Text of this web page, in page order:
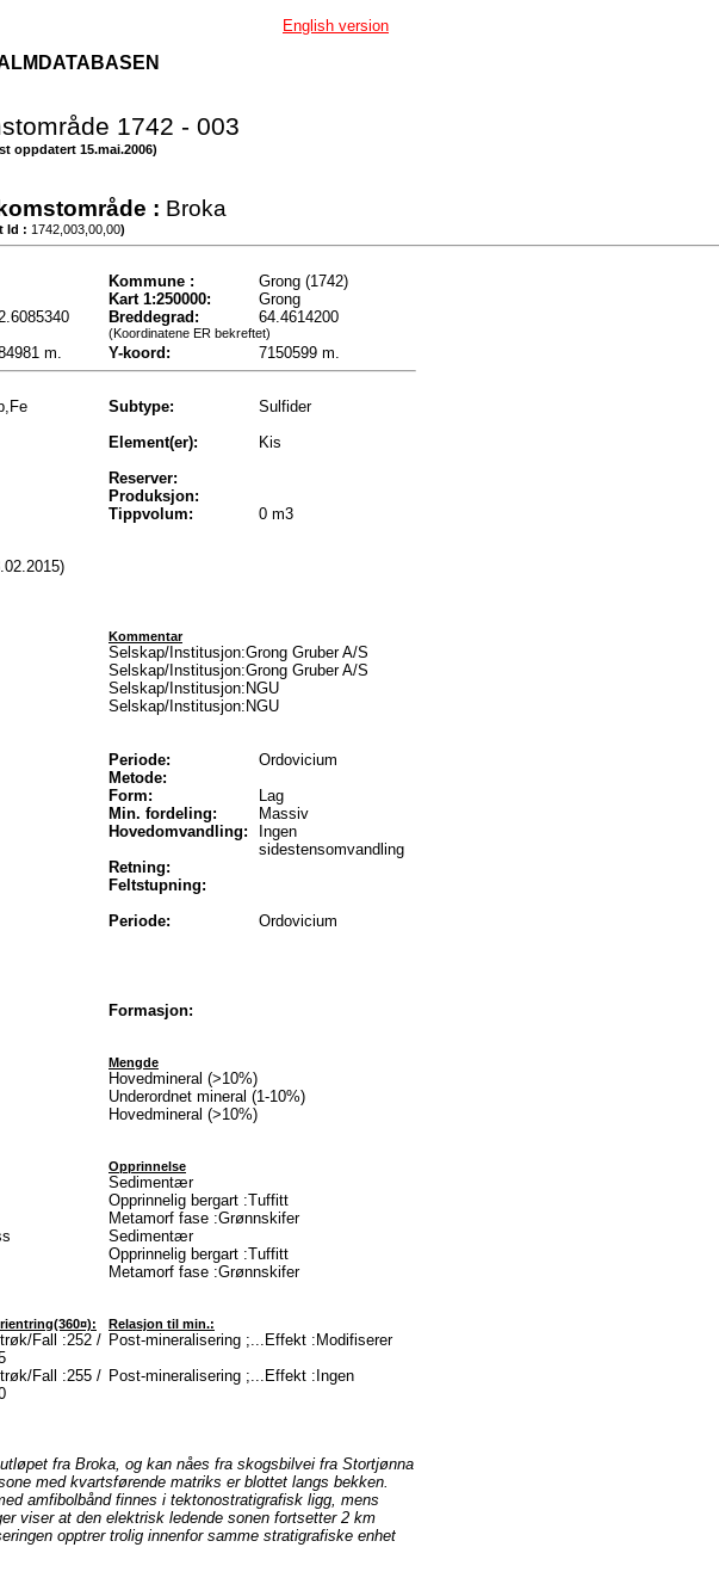
English version
1742 - 003
oppdatert 15.mai.2006)
: Broka
Id : 1742,003,00,00)
Kommune :
Grong (1742)
Kart 1:250000:
Grong
Breddegrad:
64.4614200
(Koordinatene ER bekreftet)
m. Y-koord:
7150599 m.
Subtype:
Sulfider
Element(er):
Kis
Reserver:
Produksjon:
Tippvolum:
0 m3
Kommentar
Selskap/Institusjon:Grong Gruber A/S
Selskap/Institusjon:Grong Gruber A/S
Selskap/Institusjon:NGU
Selskap/Institusjon:NGU
Periode:
Ordovicium
Metode:
Form:
Lag
Min. fordeling:
Massiv
Hovedomvandling:
Ingen
sidestensomvandling
Retning:
Feltstupning:
Periode:
Ordovicium
Formasjon:
Mengde
Hovedmineral (>10%)
Underordnet mineral (1-10%)
Hovedmineral (>10%)
Opprinnelse
Sedimentær
Opprinnelig bergart :Tuffitt
Metamorf fase :Grønnskifer
Sedimentær
Opprinnelig bergart :Tuffitt
Metamorf fase :Grønnskifer
Relasjon til min.:
Fall :252 / Post-mineralisering ;...Effekt :Modifiserer
Fall :255 / Post-mineralisering ;...Effekt :Ingen
fra Broka, og kan nåes fra skogsbilvei fra Stortjønna
med kvartsførende matriks er blottet langs bekken.
amfibolbånd finnes i tektonostratigrafisk ligg, mens
viser at den elektrisk ledende sonen fortsetter 2 km
opptrer trolig innenfor samme stratigrafiske enhet